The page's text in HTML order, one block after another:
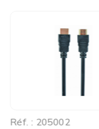
Réf. : 205002